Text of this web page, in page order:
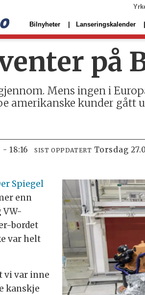
Bilnyheter Lanseringskalender
på
Mens ingen i
amerikanske kunder gått
- 18:16 SIST OPPDATERT torsdag
Spiegel
enn
VW-
bordet
var helt
vi var inne
kanskje